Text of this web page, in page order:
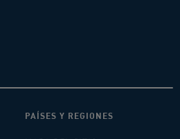
PAÍSES Y REGIONES